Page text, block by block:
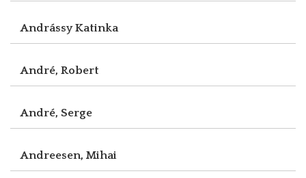
Andrássy Katinka
André, Robert
André, Serge
Andreesen, Mihai